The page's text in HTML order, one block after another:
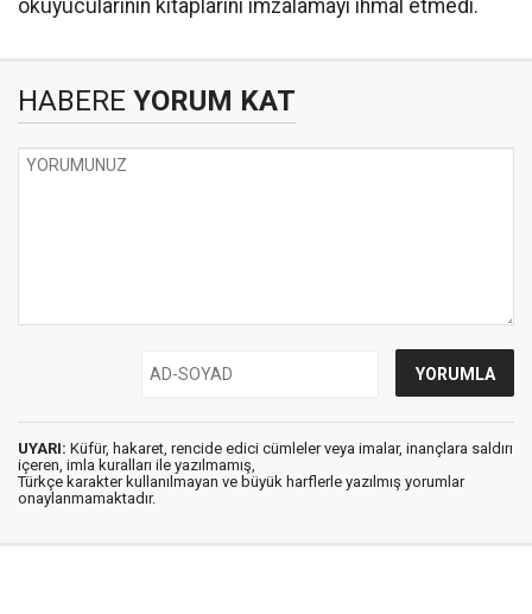
okuyucularının kitaplarını imzalamayı ihmal etmedi.
HABERE YORUM KAT
UYARI: Küfür, hakaret, rencide edici cümleler veya imalar, inançlara saldırı
içeren, imla kuralları ile yazılmamış,
Türkçe karakter kullanılmayan ve büyük harflerle yazılmış yorumlar
onaylanmamaktadır.